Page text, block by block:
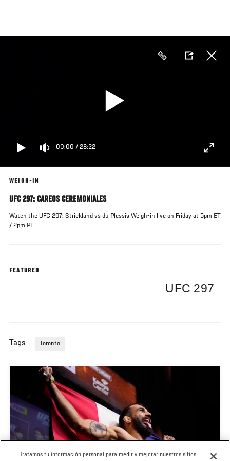
contenido
00:00 / 28:22
WEIGH-IN
UFC 297: CAREOS CEREMONIALES
Watch the UFC 297: Strickland vs du Plessis Weigh-in live on Friday at 5pm ET
/ 2pm PT
FEATURED
UFC 297
Tags Toronto
Tratamos tu información personal para medir y mejorar nuestros sitios